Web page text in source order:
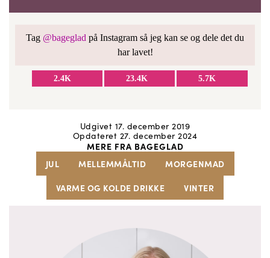
Tag @bageglad på Instagram så jeg kan se og dele det du
har lavet!
2.4K 23.4K 5.7K
Udgivet 17. december 2019
Opdateret 27. december 2024
MERE FRA BAGEGLAD
JUL
MELLEMMÅLTID
MORGENMAD
VARME OG KOLDE DRIKKE
VINTER